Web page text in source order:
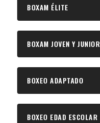
BOXAM ÉLITE
BOXAM JOVEN Y JUNIOR
BOXEO ADAPTADO
BOXEO EDAD ESCOLAR